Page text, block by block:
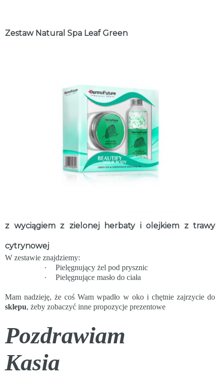
Zestaw Natural Spa Leaf Green
z wyciągiem z zielonej herbaty i olejkiem z trawy
cytrynowej
W zestawie znajdziemy:
·
Pielęgnujący żel pod prysznic
·
Pielęgnujące masło do ciała
Mam nadzieję, że coś Wam wpadło w oko i chętnie zajrzycie do
sklepu, żeby zobaczyć inne propozycje prezentowe
Pozdrawiam
Kasia